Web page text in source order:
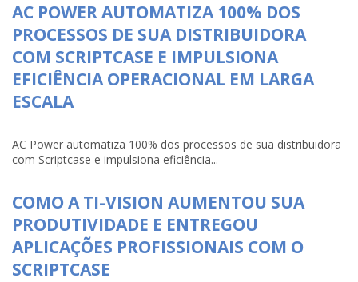
AC POWER AUTOMATIZA 100% DOS
PROCESSOS DE SUA DISTRIBUIDORA
COM SCRIPTCASE E IMPULSIONA
EFICIÊNCIA OPERACIONAL EM LARGA
ESCALA
AC Power automatiza 100% dos processos de sua distribuidora
com Scriptcase e impulsiona eficiência...
COMO A TI-VISION AUMENTOU SUA
PRODUTIVIDADE E ENTREGOU
APLICAÇÕES PROFISSIONAIS COM O
SCRIPTCASE